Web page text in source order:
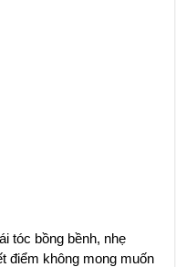
tóc bồng bềnh, nhẹ
điểm không mong muốn